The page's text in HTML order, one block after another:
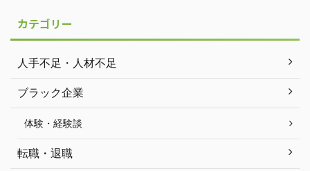
カテゴリー
人手不足・人材不足
ブラック企業
体験・経験談
転職・退職